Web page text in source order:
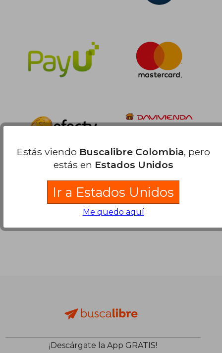
¡Descárgate la App GRATIS!
Estás viendo Buscalibre Colombia, pero
estás en Estados Unidos
Ir a Estados Unidos
Me quedo aquí